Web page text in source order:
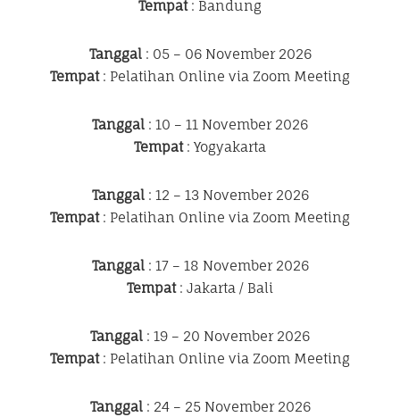
Tempat: Bandung
Tanggal: 05 – 06 November 2026
Tempat: Pelatihan Online via Zoom Meeting
Tanggal : 10 – 11 November 2026
Tempat: Yogyakarta
Tanggal: 12 – 13 November 2026
Tempat: Pelatihan Online via Zoom Meeting
Tanggal: 17 – 18 November 2026
Tempat: Jakarta / Bali
Tanggal : 19 – 20 November 2026
Tempat: Pelatihan Online via Zoom Meeting
Tanggal: 24 – 25 November 2026